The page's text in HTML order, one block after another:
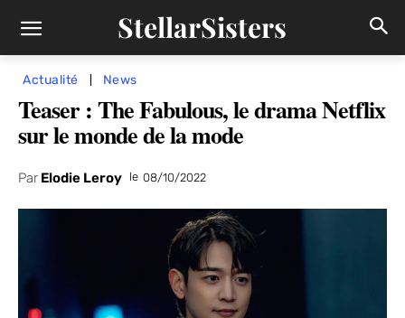
StellarSisters
Actualité News
Teaser : The Fabulous, le drama Netflix
sur le monde de la mode
Par Elodie Leroy le 08/10/2022